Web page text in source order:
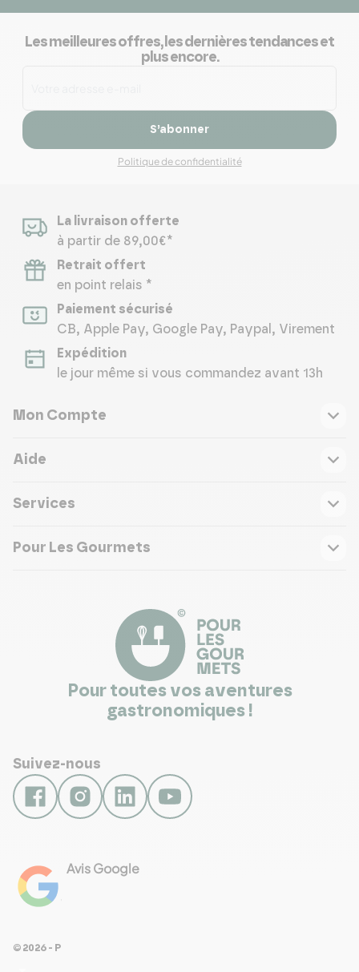
Les meilleures offres, les dernières tendances et
plus encore.
S’abonner
Politique de confidentialité
La livraison offerte
à partir de 89,00€*
Retrait offert
en point relais *
Paiement sécurisé
CB, Apple Pay, Google Pay, Paypal, Virement
Expédition
le jour même si vous commandez avant 13h
Mon Compte
Aide
Services
Pour Les Gourmets
Pour toutes vos aventures
gastronomiques !
Suivez-nous
Avis Google
© 2026 - Pour Les Gourmets